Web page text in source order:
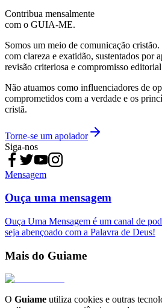
Contribua mensalmente
com o GUIA-ME.
Somos um meio de comunicação
com clareza e exatidão, sustentados por
revisão criteriosa e compromisso
Não atuamos como influenciadores de
comprometidos com a verdade e os
cristã.
Torne-se um apoiador
Siga-nos
Mensagem
Ouça uma mensagem
Ouça Uma Mensagem é um canal de
seja abençoado com a Palavra de Deus!
Mais do Guiame
O Guiame utiliza cookies e outras